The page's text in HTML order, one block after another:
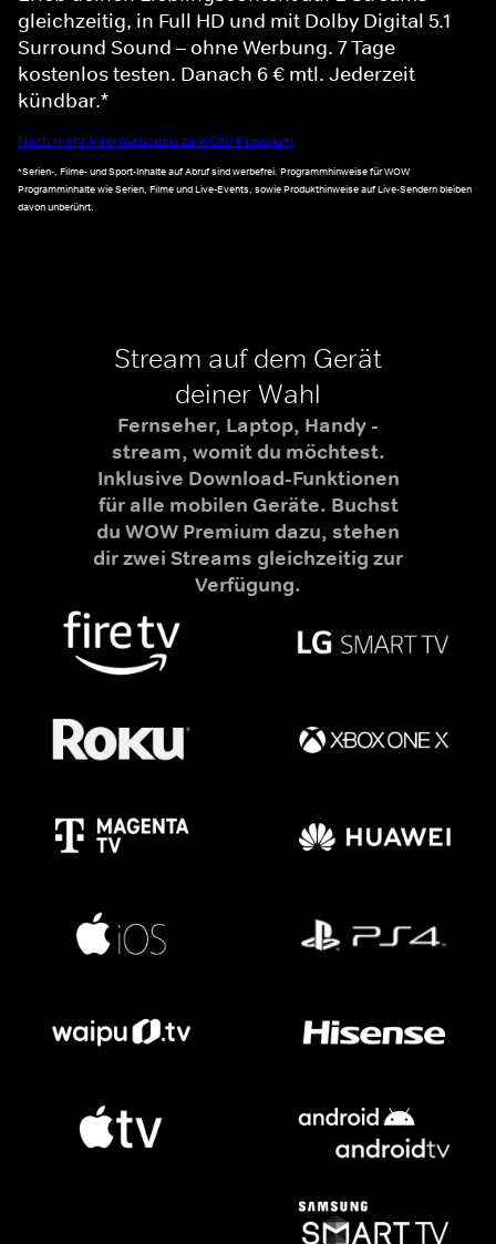
gleichzeitig, in Full HD und mit Dolby Digital 5.1
Surround Sound – ohne Werbung. 7 Tage
kostenlos testen. Danach 6 € mtl. Jederzeit
kündbar.*
Noch mehr Informationen zu WOW Premium
*Serien-, Filme- und Sport-Inhalte auf Abruf sind werbefrei. Programmhinweise für WOW
Programminhalte wie Serien, Filme und Live-Events, sowie Produkthinweise auf Live-Sendern bleiben
davon unberührt.
Stream auf dem Gerät
deiner Wahl
Fernseher, Laptop, Handy -
stream, womit du möchtest.
Inklusive Download-Funktionen
für alle mobilen Geräte. Buchst
du WOW Premium dazu, stehen
dir zwei Streams gleichzeitig zur
Verfügung.